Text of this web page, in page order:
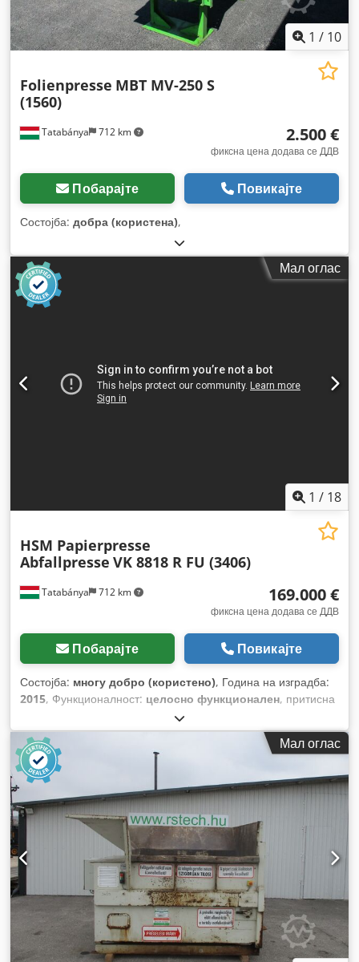
1 / 10
Tatabánya 712 km
Folienpresse MBT MV-250 S
(1560)
2.500 €
фиксна цена додава се ДДВ
Побарајте Повикајте
Состојба: добра (користена),
Мал оглас
1 / 18
Tatabánya 712 km
HSM Papierpresse
Abfallpresse VK 8818 R FU (3406)
169.000 €
фиксна цена додава се ДДВ
Побарајте Повикајте
Состојба: многу добро (користено), Година на изградба:
2015, Функционалност: целосно функционален, притисна
Мал оглас